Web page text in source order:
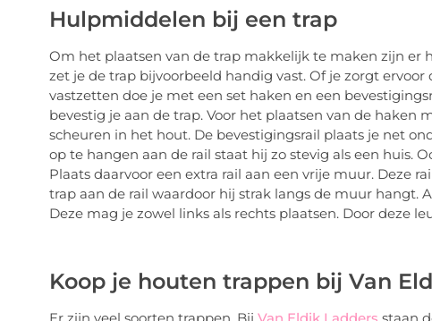
Hulpmiddelen bij een trap
Om het plaatsen van de trap makkelijk te maken zijn
zet je de trap bijvoorbeeld handig vast. Of je zorgt
vastzetten doe je met een set haken en een
bevestig je aan de trap. Voor het plaatsen van de haken
scheuren in het hout. De bevestigingsrail plaats je net
op te hangen aan de rail staat hij zo stevig als een huis.
Plaats daarvoor een extra rail aan een vrije muur. Deze
trap aan de rail waardoor hij strak langs de muur hangt.
Deze mag je zowel links als rechts plaatsen. Door deze
Koop je houten trappen bij Van